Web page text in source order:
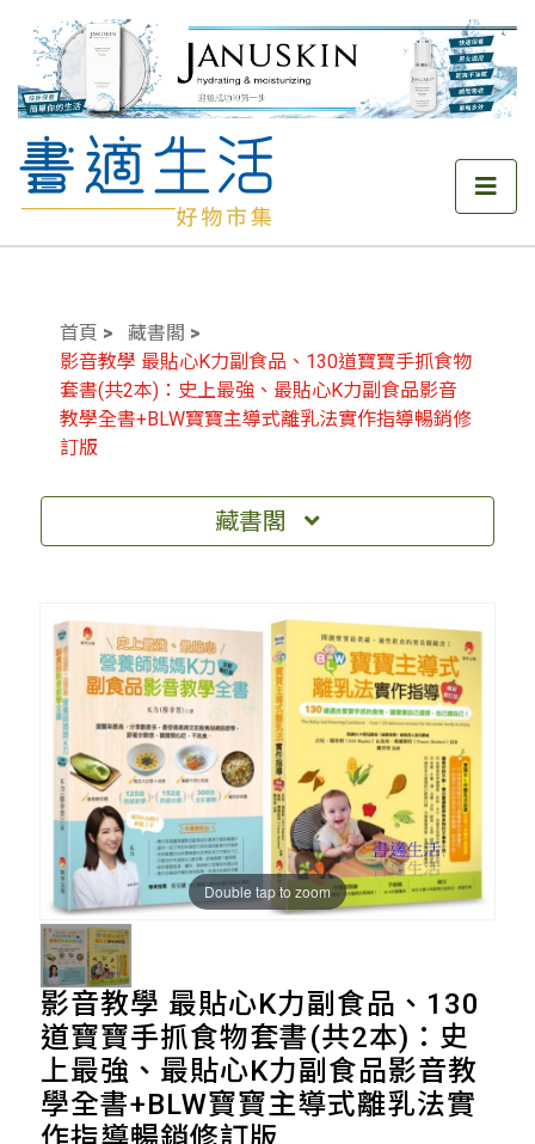
首頁
藏書閣
影音教學 最貼心K力副食品、130道寶寶手抓食物
套書(共2本)：史上最強、最貼心K力副食品影音
教學全書+BLW寶寶主導式離乳法實作指導暢銷修
訂版
藏書閣
Double tap to zoom
影音教學 最貼心K力副食品、130
道寶寶手抓食物套書(共2本)：史
上最強、最貼心K力副食品影音教
學全書+BLW寶寶主導式離乳法實